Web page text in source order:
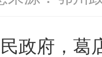
政府，葛